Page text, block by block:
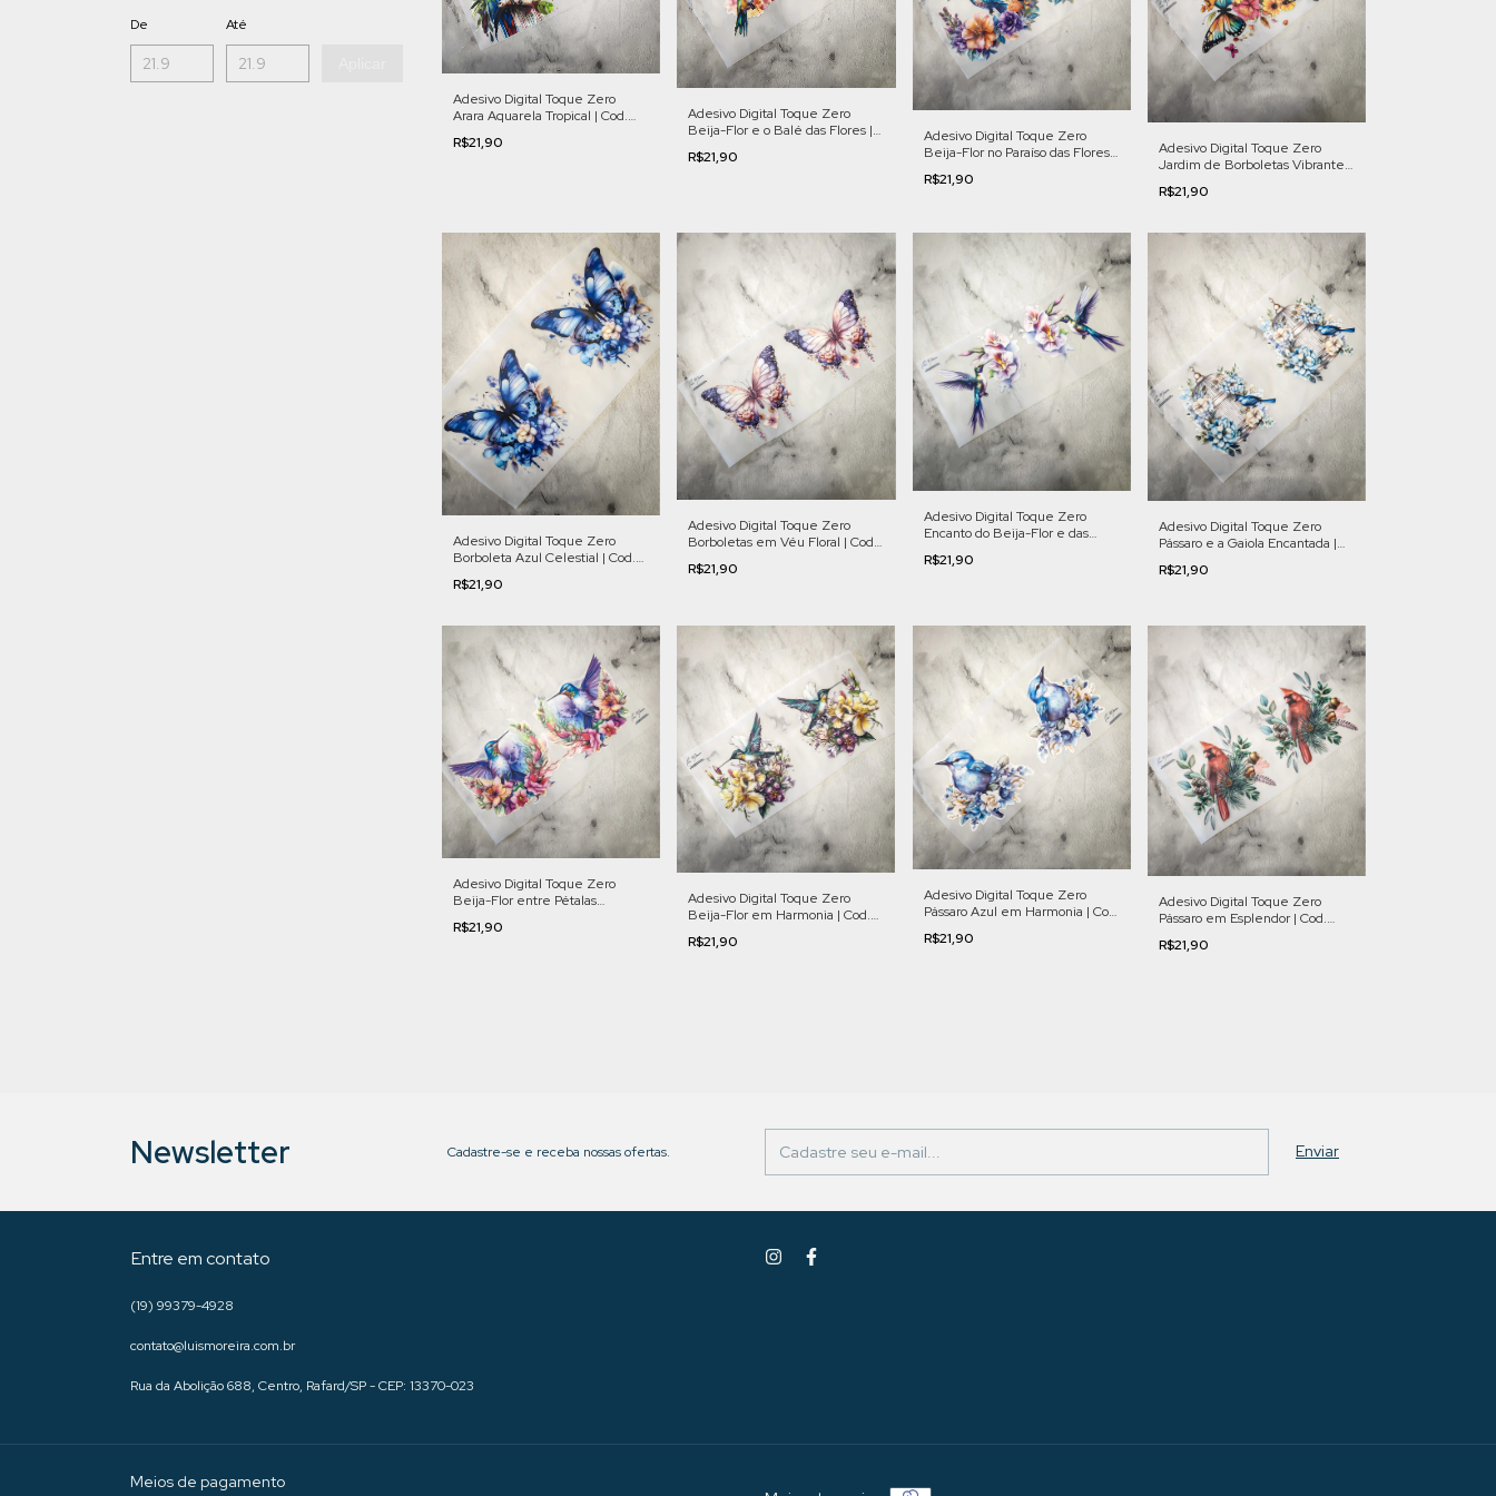
De Até
Adesivo Digital Toque Zero
Arara Aquarela Tropical | Cod.
R$21,90
Adesivo Digital Toque Zero
Beija-Flor e o Balé das Flores |
R$21,90
Adesivo Digital Toque Zero
Beija-Flor no Paraíso das Flores |
Cod. FL010
R$21,90
Adesivo Digital Toque Zero
Jardim de Borboletas Vibrantes
| Cod. FL009
R$21,90
Adesivo Digital Toque Zero
Borboleta Azul Celestial | Cod.
FL001
R$21,90
Adesivo Digital Toque Zero
Borboletas em Véu Floral | Cod.
FL012
R$21,90
Adesivo Digital Toque Zero
Encanto do Beija-Flor e das
Orquídeas | Cod. FL011
R$21,90
Adesivo Digital Toque Zero
Pássaro e a Gaiola Encantada |
R$21,90
Adesivo Digital Toque Zero
Beija-Flor entre Pétalas
R$21,90
Adesivo Digital Toque Zero
Beija-Flor em Harmonia | Cod.
FL006
R$21,90
Adesivo Digital Toque Zero
Pássaro Azul em Harmonia | Cod.
R$21,90
Adesivo Digital Toque Zero
Pássaro em Esplendor | Cod.
R$21,90
Newsletter Cadastre-se e receba nossas ofertas.
Entre em contato
(19) 99379-4928
contato@luismoreira.com.br
Rua da Abolição 688, Centro, Rafard/SP - CEP: 13370-023
Meios de pagamento